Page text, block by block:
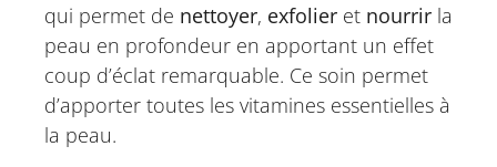
qui permet de nettoyer, exfolier et nourrir la
peau en profondeur en apportant un effet
coup d’éclat remarquable. Ce soin permet
d’apporter toutes les vitamines essentielles à
la peau.